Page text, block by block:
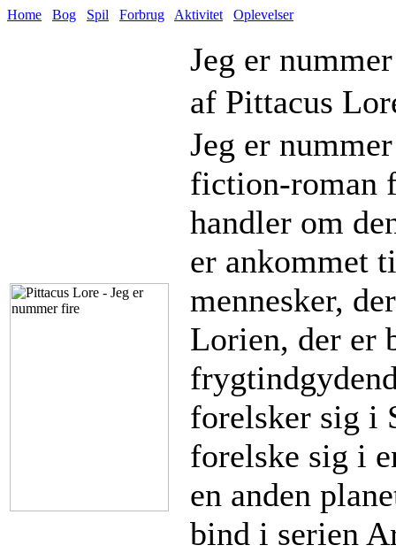
Home Bog Spil Forbrug Aktivitet Oplevelser
Jeg er
af Pittacus
Jeg er
fiction-roman
handler om
er ankommet
mennesker,
Lorien, der er
forelsker sig i
forelske sig i
en anden
bind i serien